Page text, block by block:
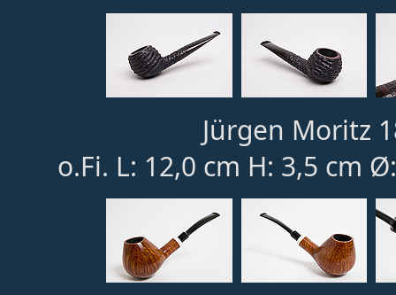
Jürgen Moritz
o.Fi. L: 12,0 cm H: 3,5 cm